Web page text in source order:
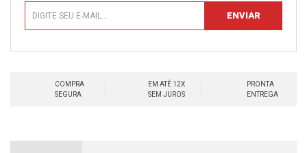
COMPRA
SEGURA
EM ATÉ 12X
SEM JUROS
PRONTA
ENTREGA